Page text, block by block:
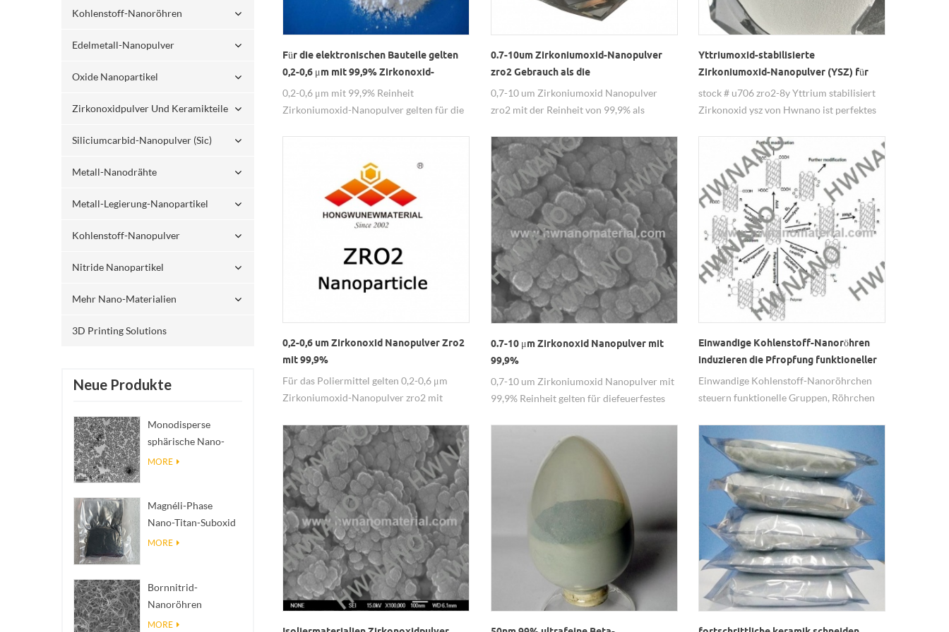
Kohlenstoff-Nanoröhren
Edelmetall-Nanopulver
Oxide Nanopartikel
Zirkonoxidpulver Und Keramikteile
Siliciumcarbid-Nanopulver (sic)
Metall-Nanodrähte
Metall-Legierung-Nanopartikel
Kohlenstoff-Nanopulver
Nitride Nanopartikel
Mehr Nano-Materialien
3D Printing Solutions
Neue Produkte
Monodisperse
sphärische Nano-
SiO₂ wässrige
MORE
Magnéli-Phase
Nano-Titan-Suboxid
Ti₄O₇ Pulver
MORE
Bornnitrid-
Nanoröhren
(BNNTs): Füllstoffe
MORE
Für die elektronischen Bauteile gelten
0,2-0,6 μm mit 99,9% Zirkonoxid-
Nanopulver
0,2-0,6 μm mit 99,9% Reinheit
Zirkoniumoxid-Nanopulver gelten für die
0.7-10um Zirkoniumoxid-Nanopulver
zro2 Gebrauch als die
Zirkoniumdioxidkeramiken
0,7-10 um Zirkoniumoxid Nanopulver
zro2 mit der Reinheit von 99,9% als
Yttriumoxid-stabilisierte
Zirkoniumoxid-Nanopulver (YSZ) für
Festoxidbrennstoffzellen (SOFC)
stock # u706 zro2-8y Yttrium stabilisiert
Zirkonoxid ysz von Hwnano ist perfektes
Anodenmaterial.
0,2-0,6 um Zirkonoxid Nanopulver Zro2
mit 99,9%
Für das Poliermittel gelten 0,2-0,6 μm
Zirkoniumoxid-Nanopulver zro2 mit
0.7-10 μm Zirkonoxid Nanopulver mit
99,9%
0,7-10 um Zirkoniumoxid Nanopulver mit
99,9% Reinheit gelten für diefeuerfestes
Einwandige Kohlenstoff-Nanoröhren
induzieren die Pfropfung funktioneller
Gruppen
Einwandige Kohlenstoff-Nanoröhrchen
steuern funktionelle Gruppen, Röhrchen